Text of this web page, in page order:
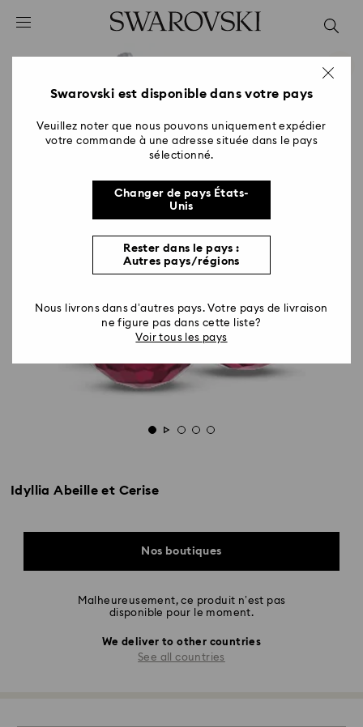
Accesskeys list
2 - Footer
Idyllia Abeille et Cerise
Nos boutiques
Malheureusement, ce produit n’est pas
disponible pour le moment.
We deliver to other countries
See all countries
Swarovski est disponible dans votre pays
Veuillez noter que nous pouvons uniquement expédier
votre commande à une adresse située dans le pays
sélectionné.
Changer de pays États-
Unis
Rester dans le pays :
Autres pays/régions
Nous livrons dans d’autres pays. Votre pays de livraison
ne figure pas dans cette liste?
Voir tous les pays